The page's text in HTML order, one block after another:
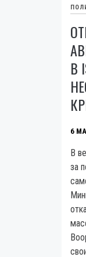
В
6
В
за